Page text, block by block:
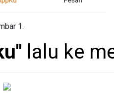
1.
lalu ke